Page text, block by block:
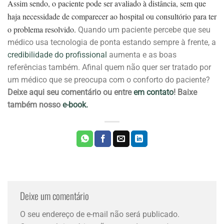
Assim sendo, o paciente pode ser avaliado à distância, sem que
haja necessidade de comparecer ao hospital ou consultório para ter
o problema resolvido. Quando um paciente percebe que seu
médico usa tecnologia de ponta estando sempre à frente, a
credibilidade do profissional aumenta e as boas
referências também. Afinal quem não quer ser tratado por
um médico que se preocupa com o conforto do paciente?
Deixe aqui seu comentário ou entreem contato! Baixe
também nosso e-book.
Deixe um comentário
O seu endereço de e-mail não será publicado.